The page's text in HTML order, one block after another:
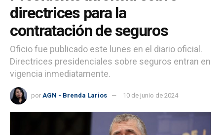
directrices para la
contratación de seguros
Oficio fue publicado este lunes en el diario oficial.
Directrices presidenciales sobre seguros entran en
vigencia inmediatamente.
por AGN - Brenda Larios 10 de junio de 2024